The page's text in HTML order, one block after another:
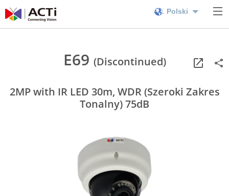
Polski
E69 (Discontinued)
2MP with IR LED 30m, WDR (Szeroki Zakres
Tonalny) 75dB